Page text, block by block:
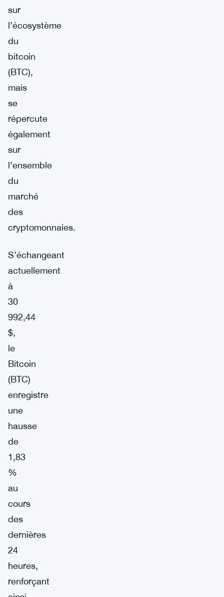
sur
l’écosystème
du
bitcoin
(BTC),
mais
se
répercute
également
sur
l’ensemble
du
marché
des
cryptomonnaies.
S’échangeant
actuellement
à
30
992,44
$,
le
Bitcoin
(BTC)
enregistre
une
hausse
de
1,83
%
au
cours
des
dernières
24
heures,
renforçant